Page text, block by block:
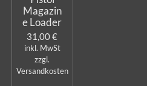
Magazin
e Loader
31,00 €
inkl. MwSt
zzgl.
Versandkosten